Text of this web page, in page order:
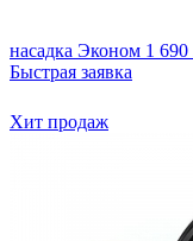
насадка Эконом 1 690
Быстрая заявка
Хит продаж